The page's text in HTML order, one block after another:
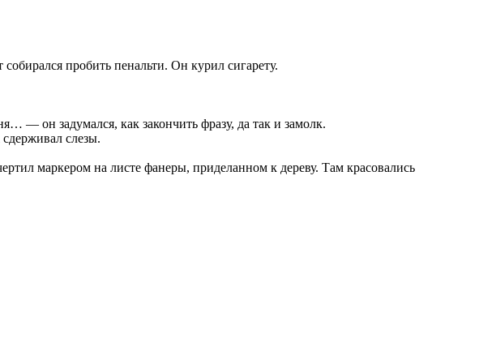
пробить пенальти. Он курил сигарету.
— он задумался, как закончить фразу, да так и замолк.
слезы.
маркером на листе фанеры, приделанном к дереву. Там красовались